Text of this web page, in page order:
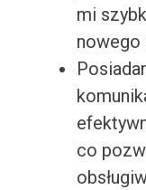
mi
nowego
co